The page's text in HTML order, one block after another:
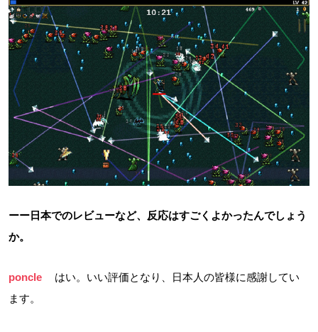
ーー日本でのレビューなど、反応はすごくよかったんでしょう
か。
poncle
はい。いい評価となり、日本人の皆様に感謝してい
ます。